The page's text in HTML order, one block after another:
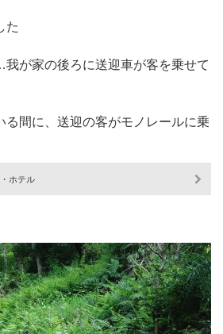
た
が家の後ろに送迎車が客を乗せて
る間に、送迎の客がモノレールに乗
ホテル